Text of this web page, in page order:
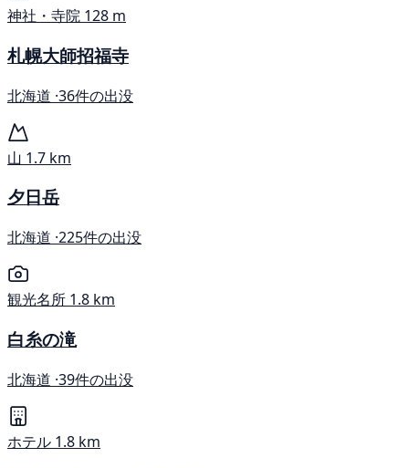
神社・寺院 128 m
札幌大師招福寺
北海道 ·36件の出没
山 1.7 km
夕日岳
北海道 ·225件の出没
観光名所 1.8 km
白糸の滝
北海道 ·39件の出没
ホテル 1.8 km